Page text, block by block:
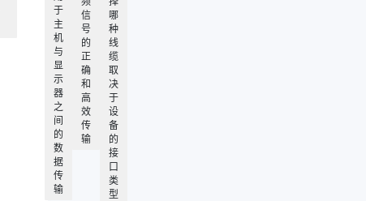
于
主
机
与
显
示
器
之
间
的
数
据
传
输
信
号
的
正
确
和
高
效
传
输
哪
种
线
缆
取
决
于
设
备
的
接
口
类
型